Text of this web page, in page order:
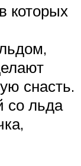
которых
снасть.
со льда